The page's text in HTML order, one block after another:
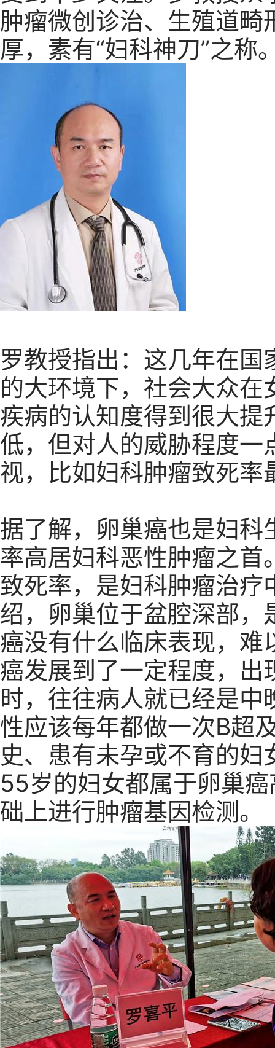
肿瘤微创诊治、生殖道
厚，素有“妇科神刀”之称
罗教授指出：这几年在
的大环境下，社会大众
疾病的认知度得到很大
低，但对人的威胁程度
视，比如妇科肿瘤致死率
据了解，卵巢癌也是妇
率高居妇科恶性肿瘤之
致死率，是妇科肿瘤治疗
绍，卵巢位于盆腔深部
癌没有什么临床表现，
癌发展到了一定程度，
时，往往病人就已经是
性应该每年都做一次B超
史、患有未孕或不育的
55岁的妇女都属于卵巢
础上进行肿瘤基因检测。